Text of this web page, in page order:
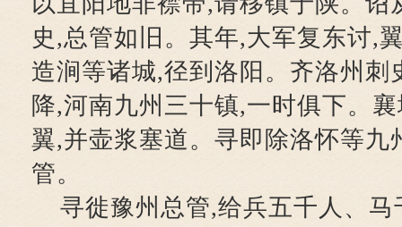
史,总管如旧。其年,大军复东讨,
造涧等诸城,径到洛阳。齐洛州刺
降,河南九州三十镇,一时俱下。
翼,并壶浆塞道。寻即除洛怀等九
管。
寻徙豫州总管,给兵五千人、